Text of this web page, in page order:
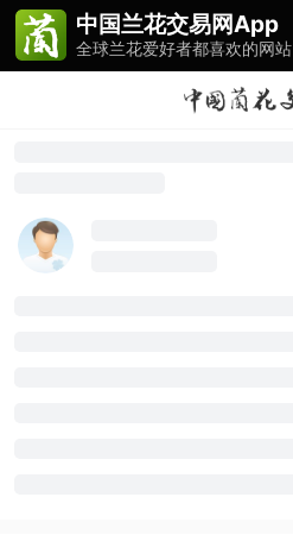
中国兰花交易网App
全球兰花爱好者都喜欢的网站
中国兰花交易网App
全球兰花爱好者都喜欢的网站